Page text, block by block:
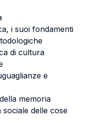
i suoi fondamenti
di cultura
e
memoria
delle cose